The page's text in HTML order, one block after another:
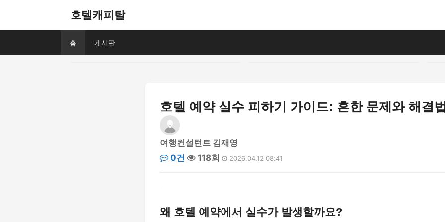
호텔캐피탈
홈 게시판
호텔 예약 실수 피하기 가이드: 흔한 문제와 해결
여행컨설턴트 김재영
0건
118회 2026.04.12 08:41
왜 호텔 예약에서 실수가 발생할까요?